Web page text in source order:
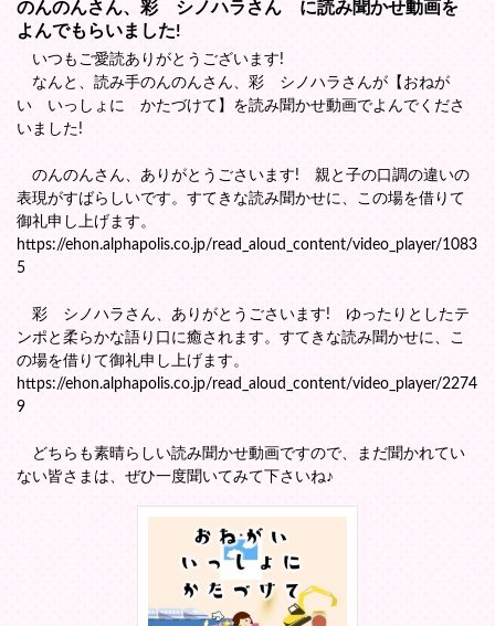
のんのんさん、彩 シノハラさん に読み聞かせ動画を
よんでもらいました!
いつもご愛読ありがとうございます!
なんと、読み手のんのんさん、彩 シノハラさんが【おねが
い いっしょに かたづけて】を読み聞かせ動画でよんでくださ
いました!
のんのんさん、ありがとうごさいます! 親と子の口調の違いの
表現がすばらしいです。すてきな読み聞かせに、この場を借りて
御礼申し上げます。
https://ehon.alphapolis.co.jp/read_aloud_content/video_player/1083
5
彩 シノハラさん、ありがとうごさいます! ゆったりとしたテ
ンポと柔らかな語り口に癒されます。すてきな読み聞かせに、こ
の場を借りて御礼申し上げます。
https://ehon.alphapolis.co.jp/read_aloud_content/video_player/2274
9
どちらも素晴らしい読み聞かせ動画ですので、まだ聞かれてい
ない皆さまは、ぜひ一度聞いてみて下さいね♪